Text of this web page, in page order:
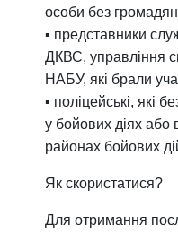
особи без
▪️ представники
ДКВС, управління
НАБУ, які брали
▪️ поліцейські, які
у бойових діях або
районах бойових
Як скористатися?
Для отримання